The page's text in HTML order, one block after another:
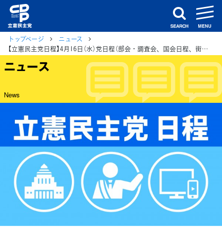
search
トップページ
ニュース
【立憲民主党日程】4月16日（水）党日程（部会・調査会、国会日程、街頭演説、メディア出演等）
ニュース
News